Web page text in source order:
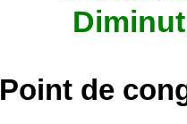
Point de